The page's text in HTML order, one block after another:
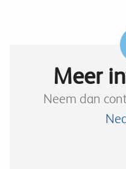
Meer
Neem dan